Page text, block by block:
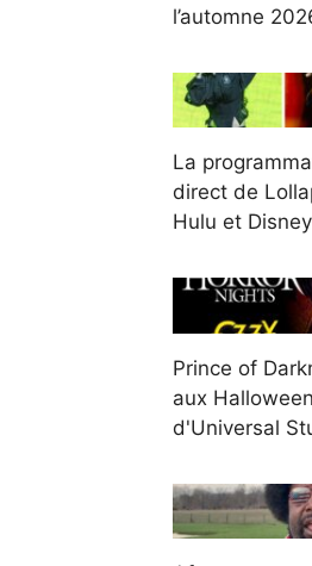
l’automne
La
direct de
Hulu et
Prince of
aux
d'Universal